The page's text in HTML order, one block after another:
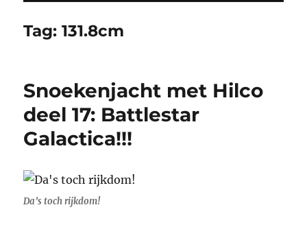
Tag:131.8cm
Snoekenjacht met Hilco
deel 17: Battlestar
Galactica!!!
Da’s toch rijkdom!